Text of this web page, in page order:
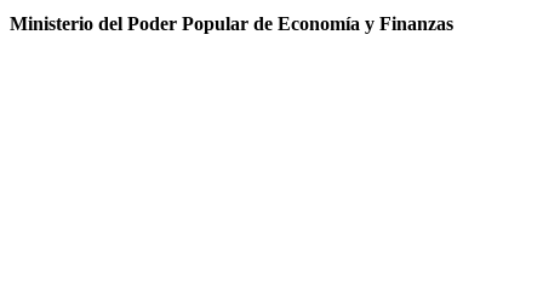
Ministerio del Poder Popular de Economía y Finanzas